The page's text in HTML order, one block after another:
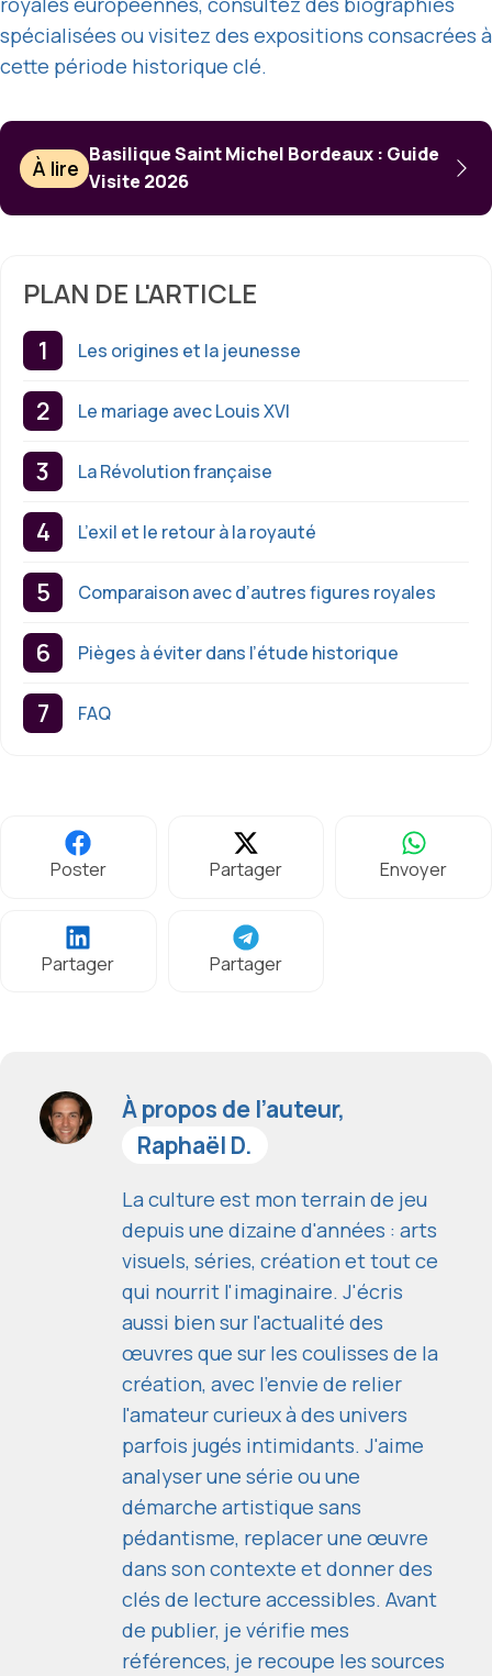
spécialisées ou visitez des expositions consacrées à
cette période historique clé.
À lire
Basilique Saint Michel Bordeaux : Guide
Visite 2026
PLAN DE L'ARTICLE
Les origines et la jeunesse
Le mariage avec Louis XVI
La Révolution française
L’exil et le retour à la royauté
Comparaison avec d’autres figures royales
Pièges à éviter dans l’étude historique
FAQ
Poster Partager Envoyer
Partager Partager
À propos de l’auteur,
Raphaël D.
La culture est mon terrain de jeu
depuis une dizaine d'années : arts
visuels, séries, création et tout ce
qui nourrit l'imaginaire. J'écris
aussi bien sur l'actualité des
œuvres que sur les coulisses de la
création, avec l'envie de relier
l'amateur curieux à des univers
parfois jugés intimidants. J'aime
analyser une série ou une
démarche artistique sans
pédantisme, replacer une œuvre
dans son contexte et donner des
clés de lecture accessibles. Avant
de publier, je vérifie mes
références, je recoupe les sources